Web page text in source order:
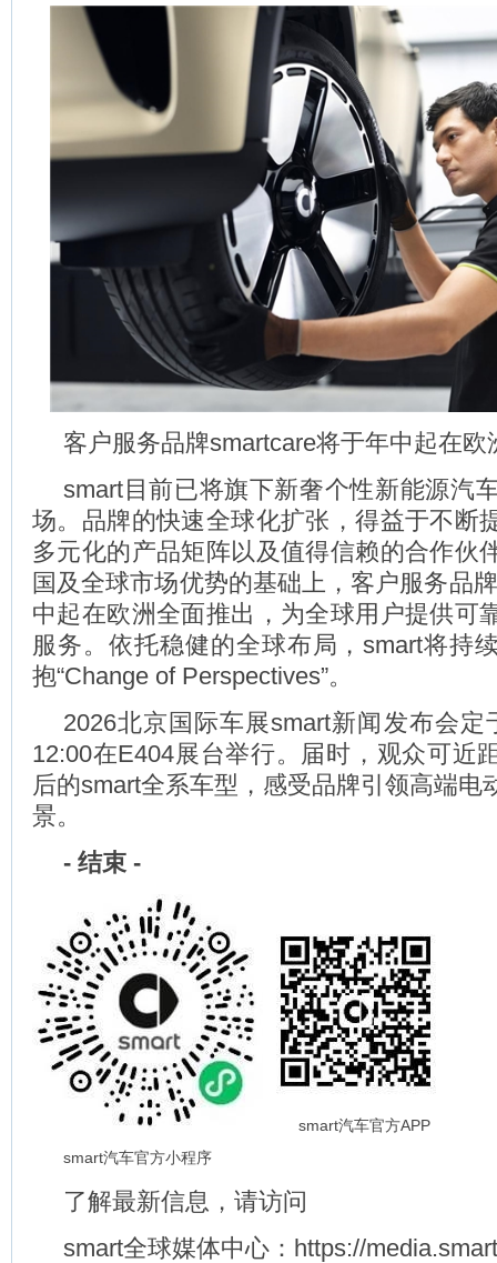
客户服务品牌smartcare将于年中起在欧
smart目前已将旗下新奢个性新能源汽
场。品牌的快速全球化扩张，得益于不断
多元化的产品矩阵以及值得信赖的合作伙
国及全球市场优势的基础上，客户服务品
中起在欧洲全面推出，为全球用户提供可
服务。依托稳健的全球布局，smart将持
抱“Change of Perspectives”。
2026北京国际车展smart新闻发布会定
12:00在E404展台举行。届时，观众可近
后的smart全系车型，感受品牌引领高端电
景。
- 结束 -
smart汽车官方小程序
smart汽车官方APP
了解最新信息，请访问
smart全球媒体中心：https://